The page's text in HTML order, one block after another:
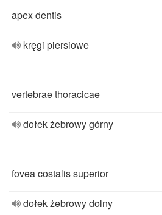
apex dentis
kręgi piersiowe
vertebrae thoracicae
dołek żebrowy górny
fovea costalis superior
dołek żebrowy dolny